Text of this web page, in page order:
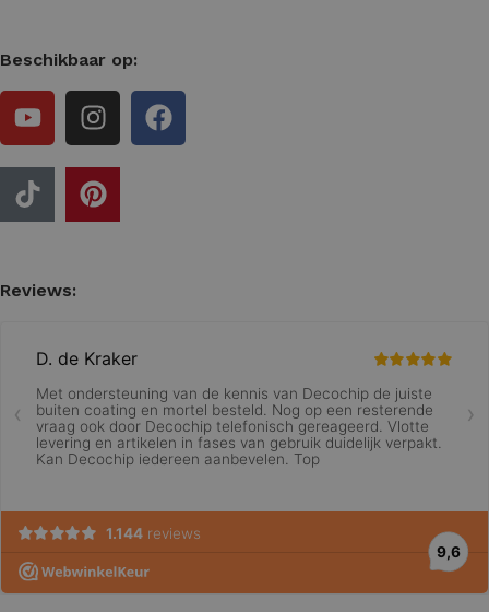
Beschikbaar op:
Reviews: